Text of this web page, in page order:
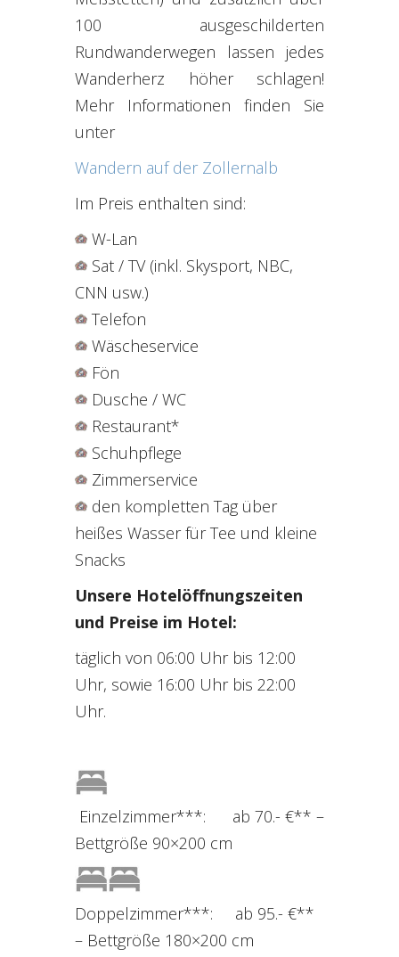
100 ausgeschilderten
Rundwanderwegen lassen jedes
Wanderherz höher schlagen!
Mehr Informationen finden Sie
unter
Wandern auf der Zollernalb
Im Preis enthalten sind:
W-Lan
Sat / TV (inkl. Skysport, NBC,
CNN usw.)
Telefon
Wäscheservice
Fön
Dusche / WC
Restaurant*
Schuhpflege
Zimmerservice
den kompletten Tag über
heißes Wasser für Tee und kleine
Snacks
Unsere Hotelöffnungszeiten
und Preise im Hotel:
täglich von 06:00 Uhr bis 12:00
Uhr, sowie 16:00 Uhr bis 22:00
Uhr.
Einzelzimmer***: ab 70.- €** –
Bettgröße 90×200 cm
Doppelzimmer***: ab 95.- €**
– Bettgröße 180×200 cm